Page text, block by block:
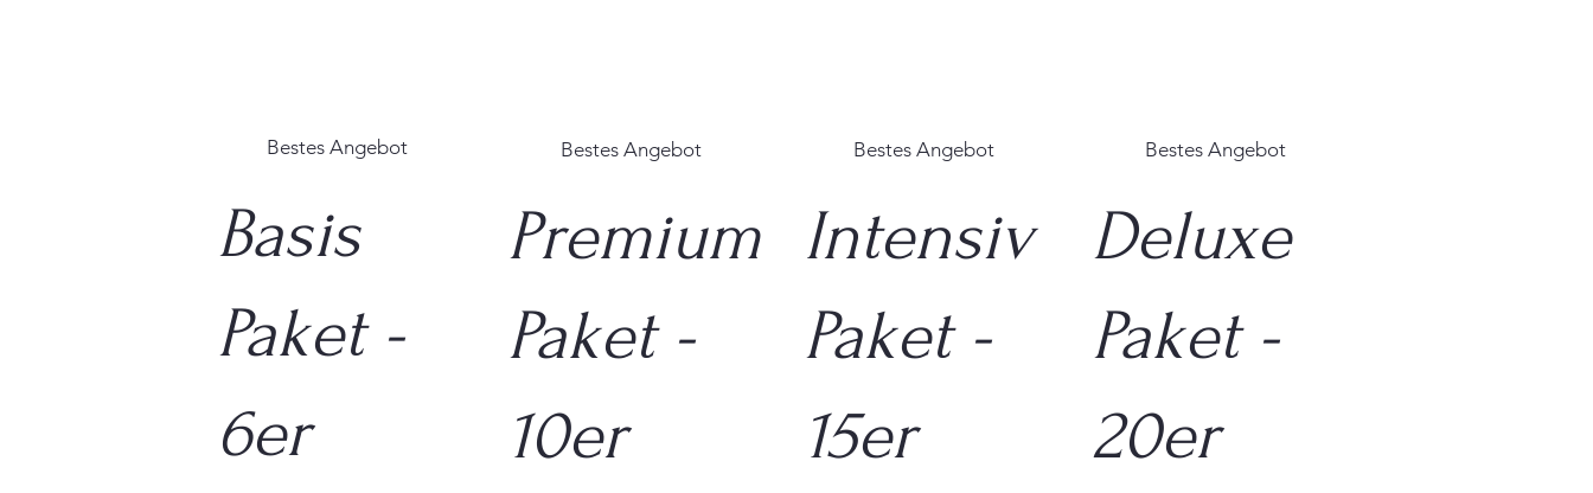
Bestes Angebot
Basis
Paket -
6er
Bestes Angebot
Premium
Paket -
10er
Bestes Angebot
Intensiv
Paket -
15er
Bestes Angebot
Deluxe
Paket -
20er